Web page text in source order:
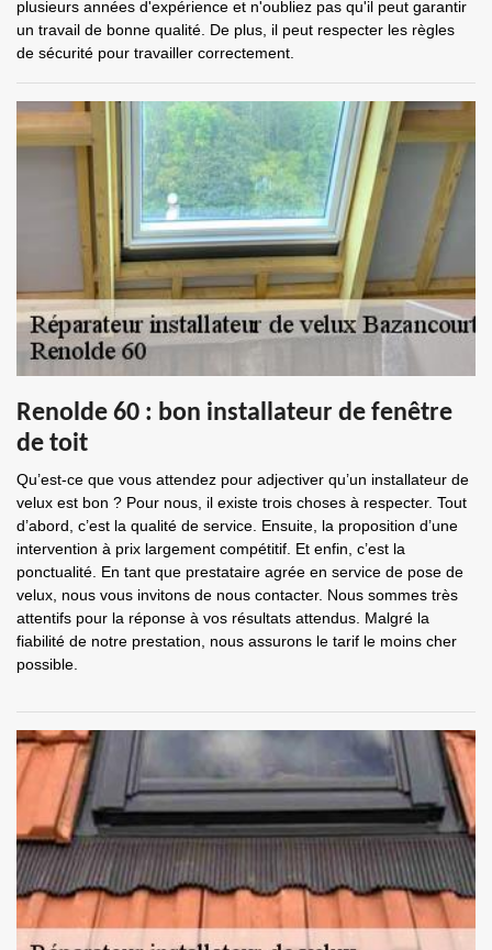
plusieurs années d'expérience et n'oubliez pas qu'il peut garantir
un travail de bonne qualité. De plus, il peut respecter les règles
de sécurité pour travailler correctement.
Renolde 60 : bon installateur de fenêtre
de toit
Qu’est-ce que vous attendez pour adjectiver qu’un installateur de
velux est bon ? Pour nous, il existe trois choses à respecter. Tout
d’abord, c’est la qualité de service. Ensuite, la proposition d’une
intervention à prix largement compétitif. Et enfin, c’est la
ponctualité. En tant que prestataire agrée en service de pose de
velux, nous vous invitons de nous contacter. Nous sommes très
attentifs pour la réponse à vos résultats attendus. Malgré la
fiabilité de notre prestation, nous assurons le tarif le moins cher
possible.